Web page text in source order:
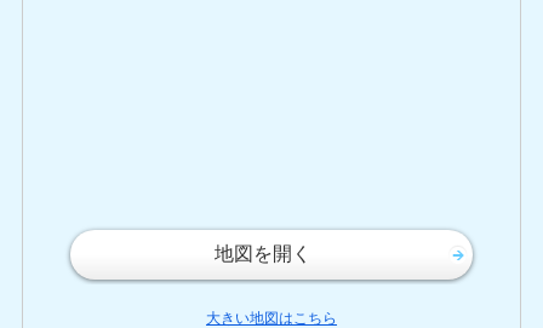
地図を開く
大きい地図はこちら